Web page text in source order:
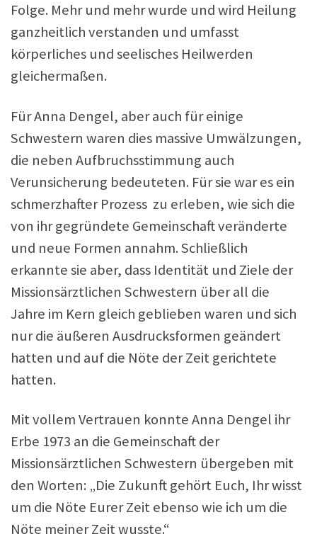
Folge. Mehr und mehr wurde und wird Heilung
ganzheitlich verstanden und umfasst
körperliches und seelisches Heilwerden
gleichermaßen.
Für Anna Dengel, aber auch für einige
Schwestern waren dies massive Umwälzungen,
die neben Aufbruchsstimmung auch
Verunsicherung bedeuteten. Für sie war es ein
schmerzhafter Prozess zu erleben, wie sich die
von ihr gegründete Gemeinschaft veränderte
und neue Formen annahm. Schließlich
erkannte sie aber, dass Identität und Ziele der
Missionsärztlichen Schwestern über all die
Jahre im Kern gleich geblieben waren und sich
nur die äußeren Ausdrucksformen geändert
hatten und auf die Nöte der Zeit gerichtete
hatten.
Mit vollem Vertrauen konnte Anna Dengel ihr
Erbe 1973 an die Gemeinschaft der
Missionsärztlichen Schwestern übergeben mit
den Worten: „Die Zukunft gehört Euch, Ihr wisst
um die Nöte Eurer Zeit ebenso wie ich um die
Nöte meiner Zeit wusste.“